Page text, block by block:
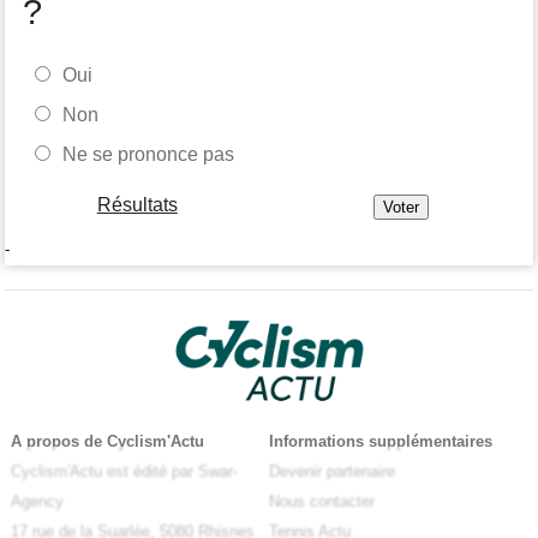
?
Oui
Non
Ne se prononce pas
Résultats
-
A propos de Cyclism'Actu
Cyclism'Actu est édité par Swar-
Agency
17 rue de la Suarlée, 5080 Rhisnes
Informations supplémentaires
Devenir partenaire
Nous contacter
Tennis Actu